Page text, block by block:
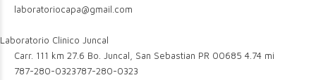
laboratoriocapa@gmail.com
Laboratorio Clinico Juncal
Carr. 111 km 27.6 Bo. Juncal, San Sebastian PR 00685 4.74 mi
787-280-0323787-280-0323